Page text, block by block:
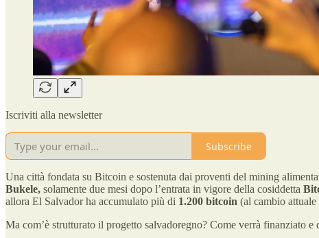
Iscriviti alla newsletter
Subscribe
Una città fondata su Bitcoin e sostenuta dai proventi del mining
Bukele, solamente due mesi dopo l’entrata in vigore della cosiddetta
allora El Salvador ha accumulato più di 1.200 bitcoin (al cambio
Ma com’è strutturato il progetto salvadoregno? Come verrà finanziato e